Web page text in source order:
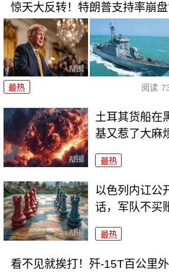
惊天大反转！特朗普支持率崩
最热 阅读
土耳其货船在
基又惹了大麻
最热
以色列内讧公
话，军队不买
最热
看不见就挨打！歼-15T百公里